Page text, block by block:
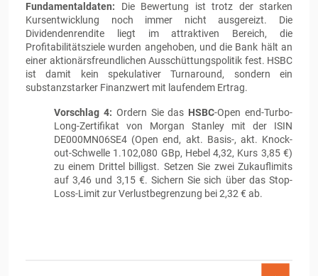
Fundamentaldaten: Die Bewertung ist trotz der starken
Kursentwicklung noch immer nicht ausgereizt. Die
Dividendenrendite liegt im attraktiven Bereich, die
Profitabilitätsziele wurden angehoben, und die Bank hält an
einer aktionärsfreundlichen Ausschüttungspolitik fest. HSBC
ist damit kein spekulativer Turnaround, sondern ein
substanzstarker Finanzwert mit laufendem Ertrag.
Vorschlag 4: Ordern Sie das HSBC-Open end-Turbo-
Long-Zertifikat von Morgan Stanley mit der ISIN
DE000MN06SE4 (Open end, akt. Basis-, akt. Knock-
out-Schwelle 1.102,080 GBp, Hebel 4,32, Kurs 3,85 €)
zu einem Drittel billigst. Setzen Sie zwei Zukauflimits
auf 3,46 und 3,15 €. Sichern Sie sich über das Stop-
Loss-Limit zur Verlustbegrenzung bei 2,32 € ab.